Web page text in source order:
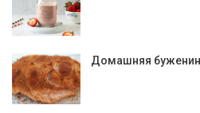
Домашняя